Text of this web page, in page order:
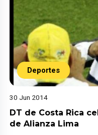
Deportes
30 Jun 2014
DT de Costa Rica
de Alianza Lima